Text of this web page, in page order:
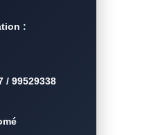
:
/ 99529338